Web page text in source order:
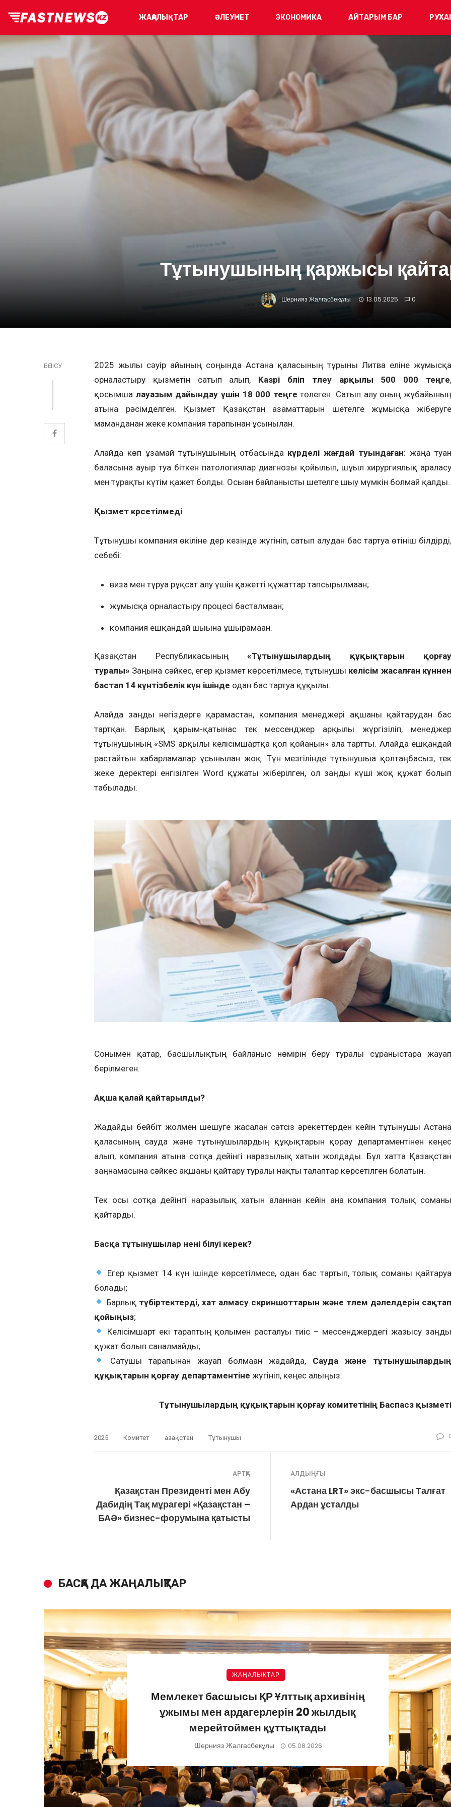
ЖАҢАЛЫҚТАР ӘЛЕУМЕТ ЭКОНОМИКА АЙТАРЫМ БАР
Тұтынушының қаржысы
Шернияз Жалғасбекұлы 13.05.2025 0
БӨЛІСУ
2025 жылғы сәуір айының соңында Астана қаласының тұрғыны Литва еліне жұмысқа
орналастыру қызметін сатып алып, Kaspi бөліп төлеу арқылы 500 000 теңге
қосымша лауазым дайындау үшін 18 000 теңге төлеген. Сатып алу оның
атына рәсімделген. Қызмет Қазақстан азаматтарын шетелге жұмысқа жіберуге
маманданған жеке компания тарапынан ұсынылған.
Алайда көп ұзамай тұтынушының отбасында күрделі жағдай туындаған: жаңа
баласына ауыр туа біткен патологиялар диагнозы қойылып, шұғыл хирургиялық араласу
мен тұрақты күтім қажет болды. Осыған байланысты шетелге шығу мүмкін болмай қалды.
Қызмет көрсетілмеді
Тұтынушы компания өкіліне дер кезінде жүгініп, сатып алудан бас тартуға өтініш білдірді,
себебі:
виза мен тұруға рұқсат алу үшін қажетті құжаттар тапсырылмаған;
жұмысқа орналастыру процесі басталмаған;
компания ешқандай шығынға ұшырамаған.
Қазақстан Республикасының «Тұтынушылардың құқықтарын қорғау
туралы» Заңына сәйкес, егер қызмет көрсетілмесе, тұтынушы келісім жасалған
бастап 14 күнтізбелік күн ішінде одан бас тартуға құқылы.
Алайда заңды негіздерге қарамастан, компания менеджері ақшаны қайтарудан бас
тартқан. Барлық қарым-қатынас тек мессенджер арқылы жүргізіліп, менеджер
тұтынушының «SMS арқылы келісімшартқа қол қойғанын» алға тартты. Алайда ешқандай
растайтын хабарламалар ұсынылған жоқ. Түн мезгілінде тұтынушыға қолтаңбасыз, тек
жеке деректері енгізілген Word құжаты жіберілген, ол заңды күші жоқ құжат болып
табылады.
Сонымен қатар, басшылықтың байланыс нөмірін беру туралы сұраныстарға жауап
берілмеген.
Ақша қалай қайтарылды?
Жағдайды бейбіт жолмен шешуге жасалған сәтсіз әрекеттерден кейін тұтынушы Астана
қаласының сауда және тұтынушылардың құқықтарын қорғау департаментінен кеңес
алып, компания атына сотқа дейінгі наразылық хатын жолдады. Бұл хатта Қазақстан
заңнамасына сәйкес ақшаны қайтару туралы нақты талаптар көрсетілген болатын.
Тек осы сотқа дейінгі наразылық хатын алғаннан кейін ғана компания толық соманы
қайтарды.
Басқа тұтынушылар нені білуі керек?
Егер қызмет 14 күн ішінде көрсетілмесе, одан бас тартып, толық соманы қайтаруға
болады;
Барлық түбіртектерді, хат алмасу скриншоттарын және төлем дәлелдерін
қойыңыз;
Келісімшарт екі тараптың қолымен расталуы тиіс – мессенджердегі жазысу заңды
құжат болып саналмайды;
Сатушы тарапынан жауап болмаған жағдайда, Сауда және тұтынушылардың
құқықтарын қорғау департаментіне жүгініп, кеңес алыңыз.
Тұтынушылардың құқықтарын қорғау комитетінің Баспасөз қызметі
2025 Комитет Қазақстан Тұтынушы 0
АРТҚА
Қазақстан Президенті мен Абу
Дабидің Тақ мұрагері «Қазақстан –
БАӘ» бизнес-форумына қатысты
АЛДЫҢҒЫ
«Астана LRT» экс-басшысы Талғат
Ардан ұсталды
БАСҚА ДА ЖАҢАЛЫҚТАР
ЖАҢАЛЫҚТАР
Мемлекет басшысы ҚР Ұлттық архивінің
ұжымы мен ардагерлерін 20 жылдық
мерейтоймен құттықтады
Шернияз Жалғасбекұлы 05.08.2026